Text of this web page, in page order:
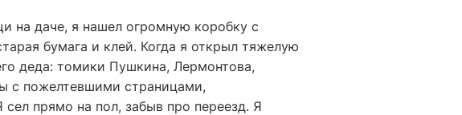
на даче, я нашел огромную коробку с
бумага и клей. Когда я открыл тяжелую
деда: томики Пушкина, Лермонтова,
с пожелтевшими страницами,
прямо на пол, забыв про переезд. Я